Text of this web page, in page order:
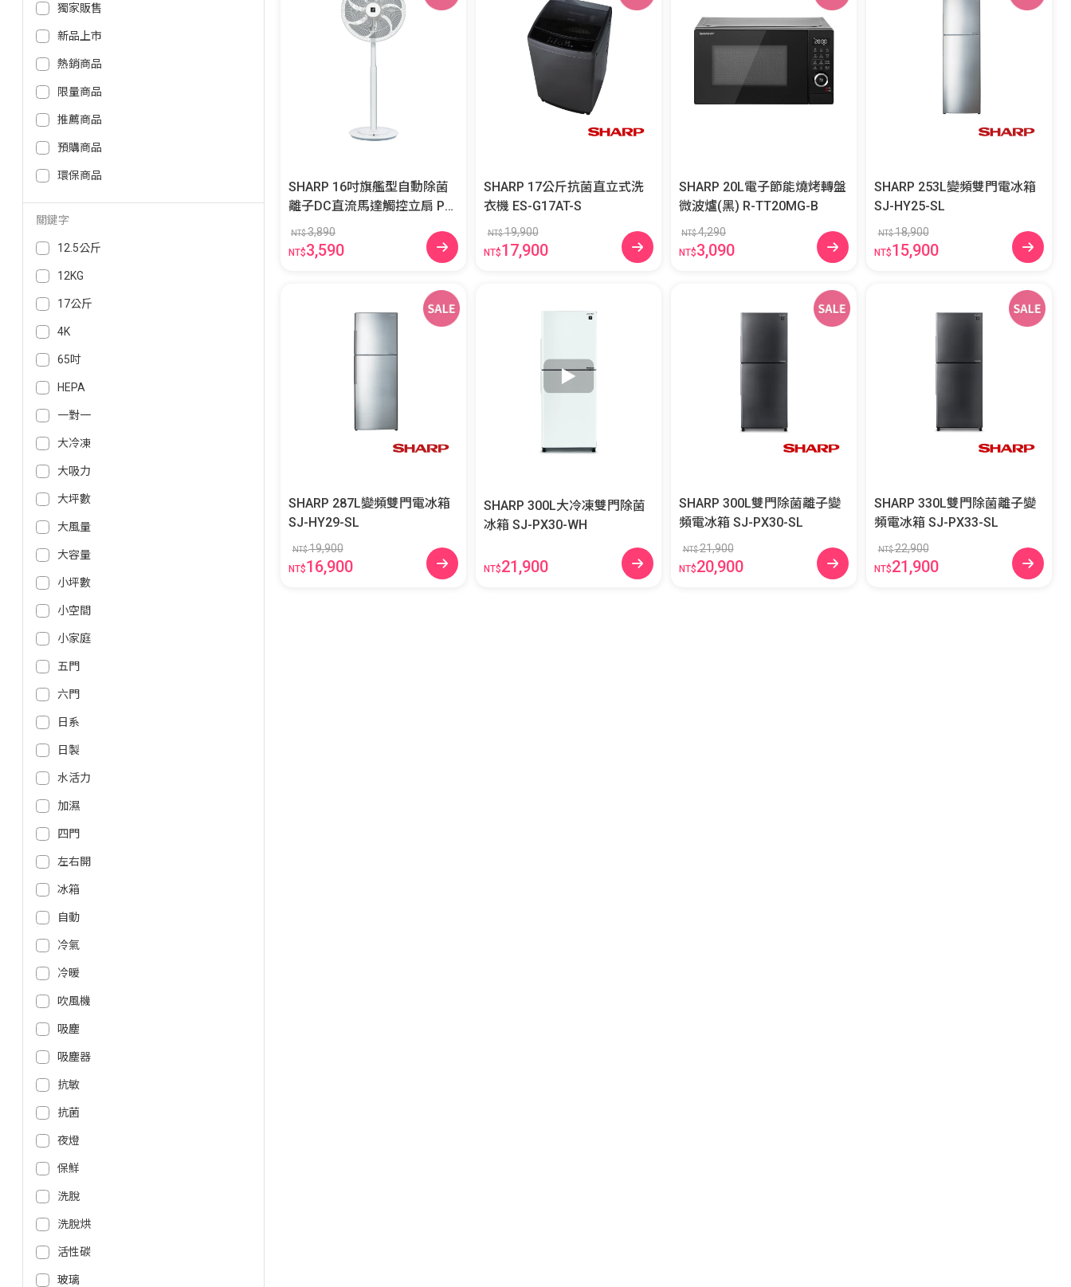
獨家販售
新品上市
熱銷商品
限量商品
推薦商品
預購商品
環保商品
關鍵字
12.5公斤
12KG
17公斤
4K
65吋
HEPA
一對一
大冷凍
大吸力
大坪數
大風量
大容量
小坪數
小空間
小家庭
五門
六門
日系
日製
水活力
加濕
四門
左右開
冰箱
自動
冷氣
冷暖
吹風機
吸塵
吸塵器
抗敏
抗菌
夜燈
保鮮
洗脫
洗脫烘
活性碳
玻璃
SHARP 16吋旗艦型自動除菌
離子DC直流馬達觸控立扇 PJ-
PV16AT-W
NT$3,890
NT$3,590
SHARP 17公斤抗菌直立式洗
衣機 ES-G17AT-S
NT$19,900
NT$17,900
SHARP 20L電子節能燒烤轉盤
微波爐(黑) R-TT20MG-B
NT$4,290
NT$3,090
SHARP 253L變頻雙門電冰箱
SJ-HY25-SL
NT$18,900
NT$15,900
SHARP 287L變頻雙門電冰箱
SJ-HY29-SL
NT$19,900
NT$16,900
SHARP 300L大冷凍雙門除菌
冰箱 SJ-PX30-WH
NT$21,900
SHARP 300L雙門除菌離子變
頻電冰箱 SJ-PX30-SL
NT$21,900
NT$20,900
SHARP 330L雙門除菌離子變
頻電冰箱 SJ-PX33-SL
NT$22,900
NT$21,900